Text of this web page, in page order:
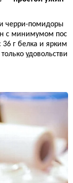
и черри-помидоры
с минимумом пос
г белка и ярким
удовольстви